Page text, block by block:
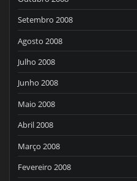
Setembro 2008
Agosto 2008
Julho 2008
Junho 2008
Maio 2008
Abril 2008
Março 2008
Fevereiro 2008